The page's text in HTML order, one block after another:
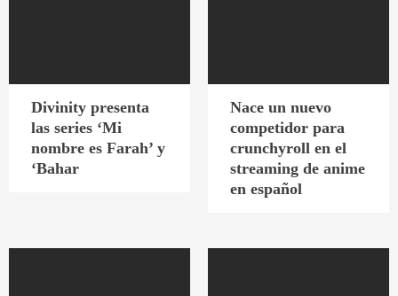
Divinity presenta
las series ‘Mi
nombre es Farah’ y
‘Bahar
Nace un nuevo
competidor para
crunchyroll en el
streaming de anime
en español